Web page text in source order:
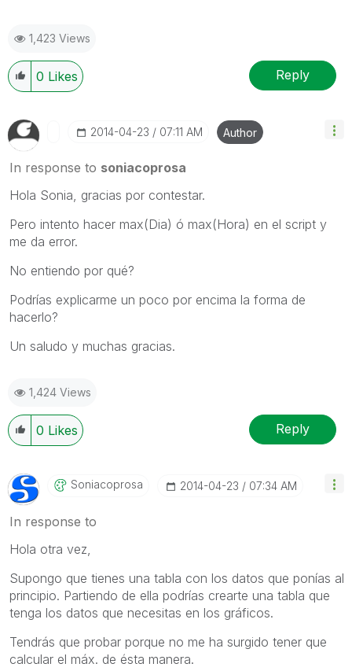
1,423 Views
0 Likes Reply
‎2014-04-23 07:11 AM Author
In response to soniacoprosa
Hola Sonia, gracias por contestar.
Pero intento hacer max(Dia) ó max(Hora) en el script y
me da error.
No entiendo por qué?
Podrías explicarme un poco por encima la forma de
hacerlo?
Un saludo y muchas gracias.
1,424 Views
0 Likes Reply
Soniacoprosa ‎2014-04-23 07:34 AM
In response to
Hola otra vez,
Supongo que tienes una tabla con los datos que ponías al
principio. Partiendo de ella podrías crearte una tabla que
tenga los datos que necesitas en los gráficos.
Tendrás que probar porque no me ha surgido tener que
calcular el máx. de ésta manera.